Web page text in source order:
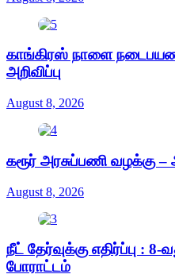
காங்கிரஸ் நாளை
அறிவிப்பு
August 8, 2026
கரூர் அரசுப்பணி வழக்கு
August 8, 2026
நீட் தேர்வுக்கு எதிர்ப்பு : 8-
போராட்டம்